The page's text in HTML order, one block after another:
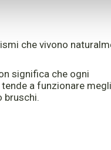
che vivono
significa che ogni
a funzionare
bruschi.